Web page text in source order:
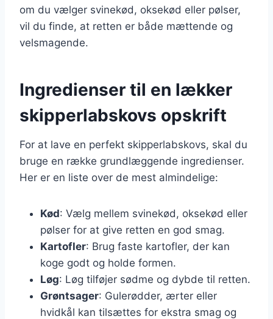
om du vælger svinekød, oksekød eller pølser,
vil du finde, at retten er både mættende og
velsmagende.
Ingredienser til en lækker
skipperlabskovs opskrift
For at lave en perfekt skipperlabskovs, skal du
bruge en række grundlæggende ingredienser.
Her er en liste over de mest almindelige:
Kød: Vælg mellem svinekød, oksekød eller
pølser for at give retten en god smag.
Kartofler: Brug faste kartofler, der kan
koge godt og holde formen.
Løg: Løg tilføjer sødme og dybde til retten.
Grøntsager: Gulerødder, ærter eller
hvidkål kan tilsættes for ekstra smag og